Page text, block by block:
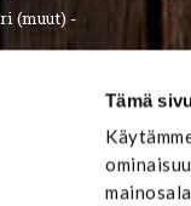
Tämä
(muut) -